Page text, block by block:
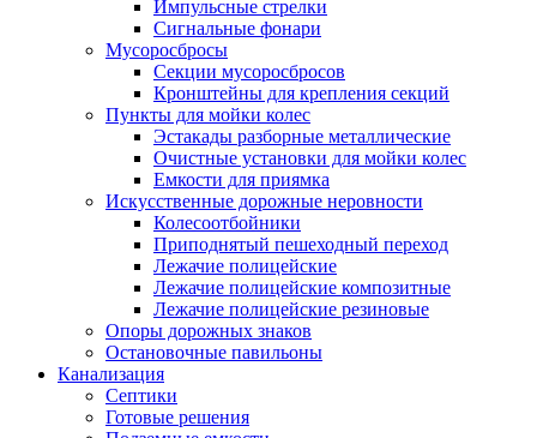
Импульсные стрелки
Сигнальные фонари
Мусоросбросы
Секции мусоросбросов
Кронштейны для крепления секций
Пункты для мойки колес
Эстакады разборные металлические
Очистные установки для мойки колес
Емкости для приямка
Искусственные дорожные неровности
Колесоотбойники
Приподнятый пешеходный переход
Лежачие полицейские
Лежачие полицейские композитные
Лежачие полицейские резиновые
Опоры дорожных знаков
Остановочные павильоны
Канализация
Септики
Готовые решения